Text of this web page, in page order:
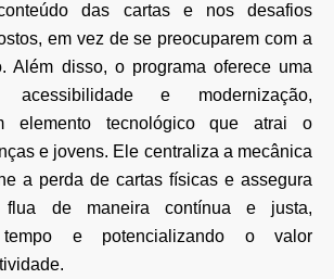
das cartas e nos desafios
em vez de se preocuparem com a
Além disso, o programa oferece uma
e modernização,
elemento tecnológico que atrai o
e jovens. Ele centraliza a mecânica
a perda de cartas físicas e assegura
de maneira contínua e justa,
e potencializando o valor